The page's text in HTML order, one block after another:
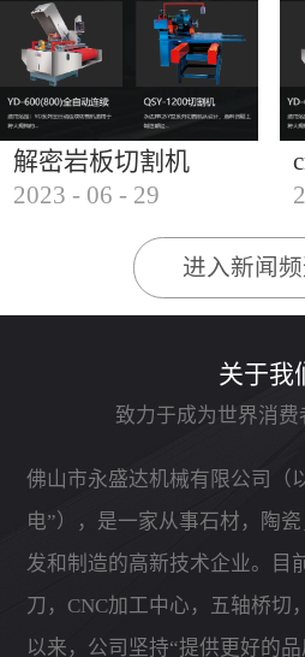
有高效、节能、环保等优点，
少的设备之一。但是，如何选
是很多消费者不得不面对的问
切机厂家，是保证桥切机使用
解密岩板切割机
2023 - 06 - 29
进入新闻
关于我
致力于成为世界消
佛山市永盛达机械有限公司（
电”），是一家从事石材，陶
发和制造的高新技术企业。目
刀，CNC加工中心，五轴桥切
以来，公司坚持“提供更好的